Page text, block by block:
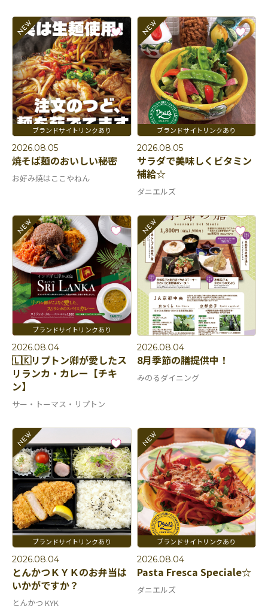
2026.08.05
焼そば麺のおいしい秘密
お好み焼はここやねん
2026.08.05
サラダで美味しくビタミン
補給☆
ダニエルズ
2026.08.04
🇱🇰リプトン卿が愛したス
リランカ・カレー【チキ
ン】
サー・トーマス・リプトン
2026.08.04
8月季節の膳提供中！
みのるダイニング
2026.08.04
とんかつＫＹＫのお弁当は
いかがですか？
とんかつ KYK
2026.08.04
Pasta Fresca Speciale☆
ダニエルズ